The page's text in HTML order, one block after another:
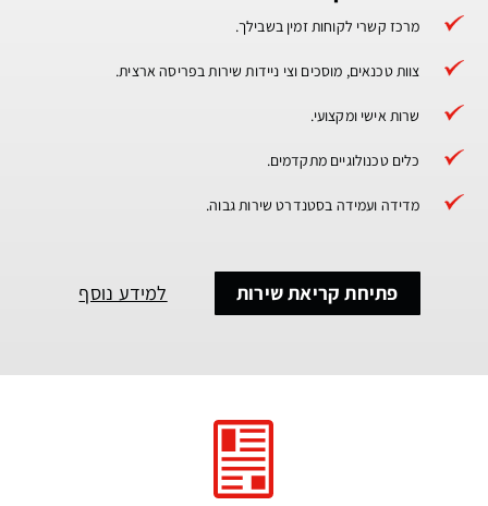
מרכז קשרי לקוחות זמין בשבילך.
צוות טכנאים, מוסכים וצי ניידות שירות בפריסה ארצית.
שרות אישי ומקצועי.
כלים טכנולוגיים מתקדמים.
מדידה ועמידה בסטנדרט שירות גבוה.
פתיחת קריאת שירות למידע נוסף